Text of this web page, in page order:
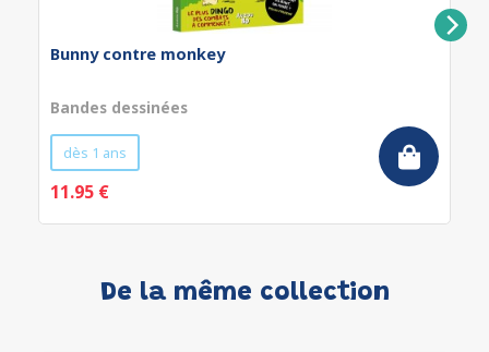
Bunny contre monkey
Bandes dessinées
dès 1 ans
11.95 €
De la même collection